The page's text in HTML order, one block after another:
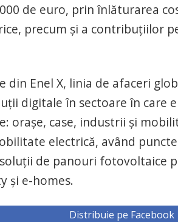
de euro, prin înlăturarea
precum și a contribuțiilor
din Enel X, linia de afaceri
digitale în sectoare în care
orașe, case, industrii și
electrică, având
de panouri fotovoltaice
și e-homes.
Distribuie pe Facebook